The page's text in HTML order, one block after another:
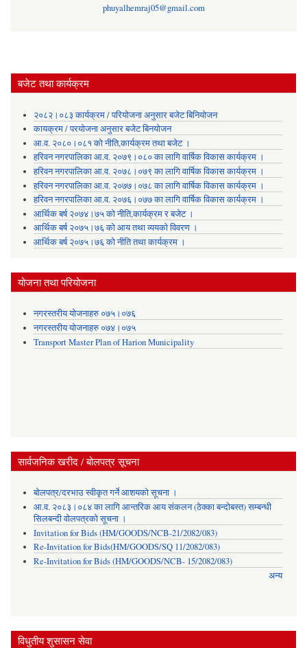
phuyalhemraj05@gmail.com
बजेट तथा कार्यक्रम
२०८२।०८३ कार्यक्रम / परियोजना अनुसार बजेट बिनियोजन
कायक्रम / परयोजना अनुसार बजेट बिनयोजन
आ.व. २०८०।०८१ को नीति,कार्यक्रम तथा बजेट ।
हरिवन नगरपालिका आ‍.व. २०७९।०८० का लागि वार्षिक विकास कार्यक्रम ।
हरिवन नगरपालिका आ‍.व. २०७८।०७९ का लागि वार्षिक विकास कार्यक्रम ।
हरिवन नगरपालिका आ‍.व. २०७७।०७८ का लागि वार्षिक विकास कार्यक्रम ।
हरिवन नगरपालिका आ‍.व. २०७६।०७७ का लागि वार्षिक विकास कार्यक्रम ।
आर्थिक बर्ष २०७४।७५ को नीति,कार्यक्रम र बजेट ।
आर्थिक बर्ष २०७५।७६ को आय तथा व्ययकाे विवरण ।
आर्थिक बर्ष २०७५।७६ को नीति तथा कार्यक्रम ।
योजना तथा परियोजना
नगरस्तरीय योजनाहरु ०७५।०७६
नगरस्तरीय योजनाहरु ०७४।०७५
Transport Master Plan of Harion Municipality
सार्वजनिक खरीद / बोलपत्र सूचना
बोलपत्र/दरभाउ स्वीकृत गर्ने आशयको सूचना ।
आ.व. २०८३।०८४ का लागि आन्तरिक आय संकलन (ठेक्का बन्दोबस्त) सम्बन्धी
सिलबन्दी वोलपत्रको सूचना ।
Invitation for Bids (HM/GOODS/NCB-21/2082/083)
Re-Invitation for Bids(HM/GOODS/SQ 11/2082/083)
Re-Invitation for Bids (HM/GOODS/NCB- 15/2082/083)
अन्य
विधुतीय शुसासन सेवा